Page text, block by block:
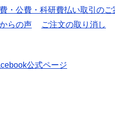
・公費・科研費払い取引のご
らの声 ご注文の取り消し
公式ページ